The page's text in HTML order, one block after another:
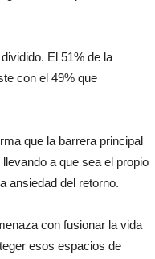
El 51% de la
con el 49% que
que la barrera principal
a que sea el propio
ansiedad del retorno.
con fusionar la vida
esos espacios de